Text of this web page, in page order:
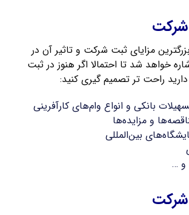
شرکت
مزایای ثبت شرکت و تاثیر آن در
خواهد شد تا احتمالا اگر هنوز در ثبت
راحت تر تصمیم گیری کنید:
بانکی و انواع وام‌های کارآفرینی
و مزایده‌ها
بین‌المللی
و …
شرکت